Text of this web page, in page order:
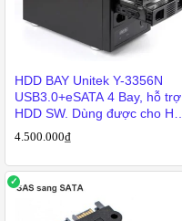
HDD BAY Unitek Y-3356N
USB3.0+eSATA 4 Bay, hỗ trợ
HDD SW. Dùng được cho HD
Player, nhận 4 HDD cùng một
4.500.000₫